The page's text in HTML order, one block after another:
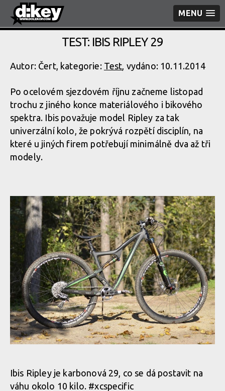
MENU
TEST: IBIS RIPLEY 29
Autor: Čert, kategorie: Test, vydáno: 10.11.2014
Po ocelovém sjezdovém říjnu začneme listopad
trochu z jiného konce materiálového i bikového
spektra. Ibis považuje model Ripley za tak
univerzální kolo, že pokrývá rozpětí disciplín, na
které u jiných firem potřebují minimálně dva až tři
modely.
Ibis Ripley je karbonová 29, co se dá postavit na
váhu okolo 10 kilo. #xcspecific